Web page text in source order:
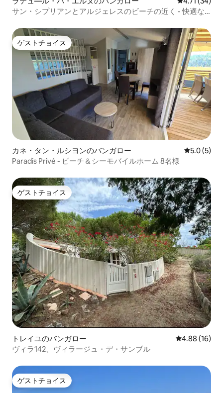
サン・シプリアンとアルジェレスのビーチの近く - 快適な
ゲストチョイス
ゲストチョイス
カネ・タン・ルシヨンのバンガロー レビュー5
5.0 (5)
Paradis Privé - ビーチ＆シーモバイルホーム 8名様
ゲストチョイス
ゲストチョイス
トレイユのバンガロー レビュー16
4.88 (16)
ヴィラ142、ヴィラージュ・デ・サンブル
ゲストチョイス
ゲストチョイス